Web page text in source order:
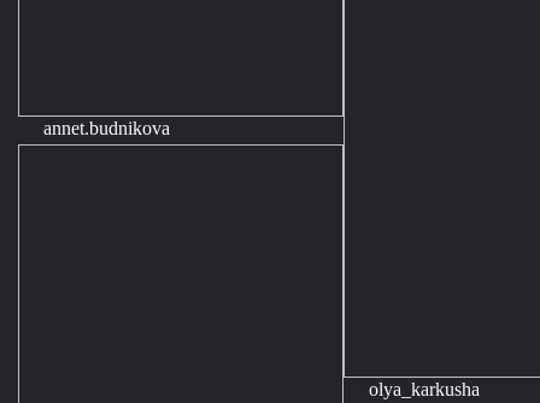
annet.budnikova
olya_karkusha